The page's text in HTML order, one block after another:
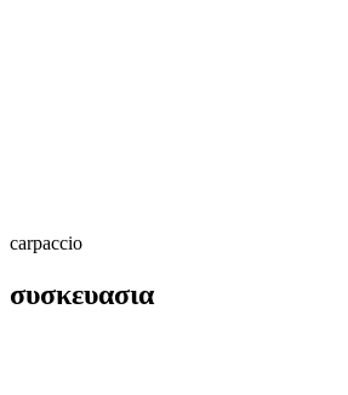
carpaccio
συσκευασια